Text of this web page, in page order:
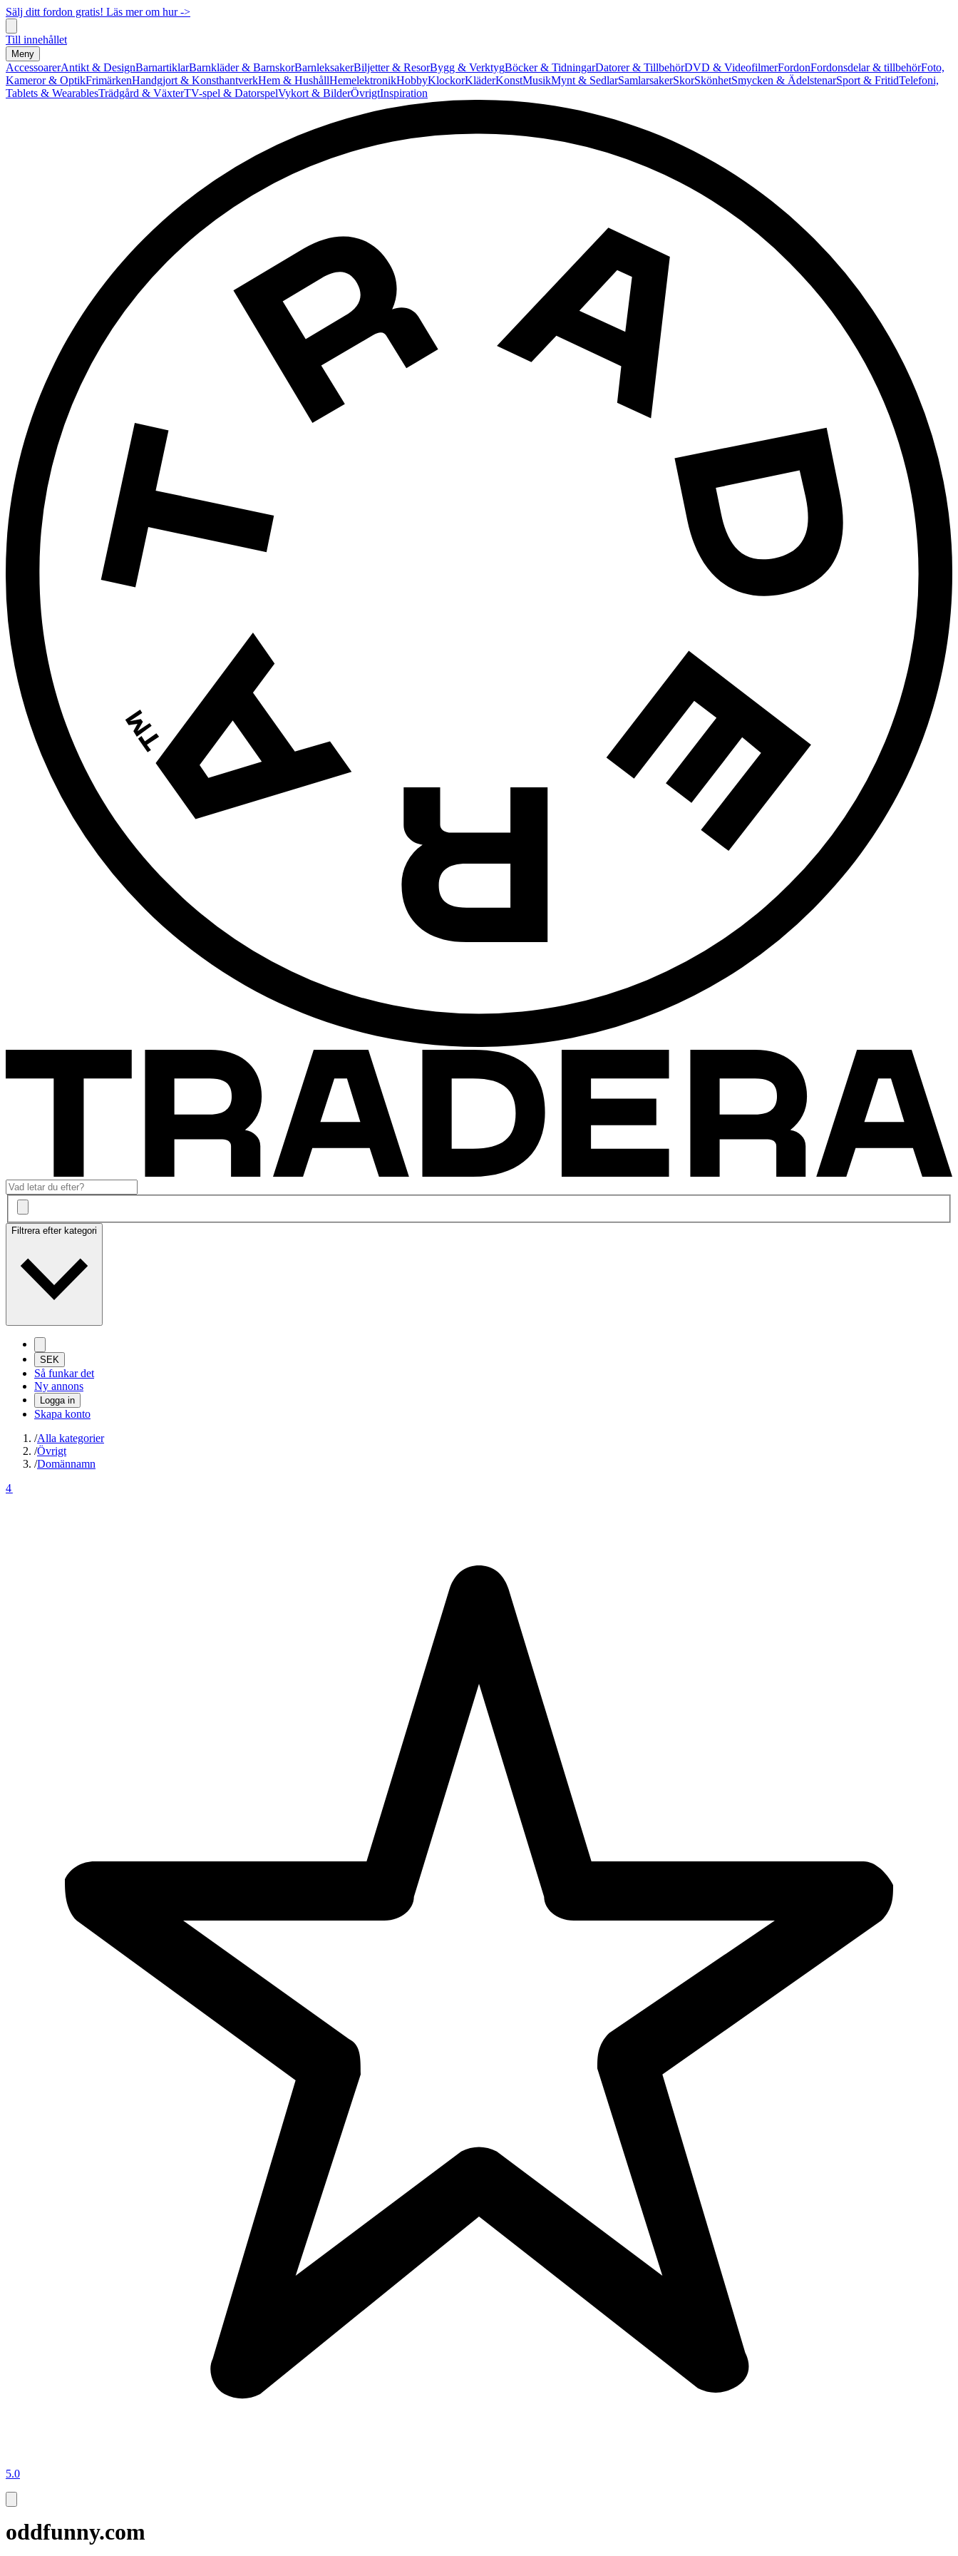
Sälj ditt fordon gratis! Läs mer om hur ->
Till innehållet
Meny
AccessoarerAntikt & DesignBarnartiklarBarnkläder & BarnskorBarnleksakerBiljetter & ResorBygg & VerktygBöcker & TidningarDatorer & TillbehörDVD & VideofilmerFordonFordonsdelar & tillbehörFoto,
Kameror & OptikFrimärkenHandgjort & KonsthantverkHem & HushållHemelektronikHobbyKlockorKläderKonstMusikMynt & SedlarSamlarsakerSkorSkönhetSmycken & ÄdelstenarSport & FritidTelefoni,
Tablets & WearablesTrädgård & VäxterTV-spel & DatorspelVykort & BilderÖvrigtInspiration
Filtrera efter kategori
SEK
Så funkar det
Ny annons
Logga in
Skapa konto
/Alla kategorier
/Övrigt
/Domännamn
4
5.0
oddfunny.com